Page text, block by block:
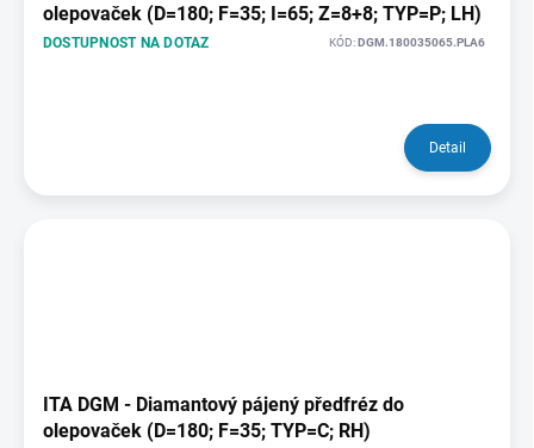
olepovaček (D=180; F=35; I=65; Z=8+8; TYP=P; LH)
DOSTUPNOST NA DOTAZ KÓD:DGM.180035065.PLA6
Detail
ITA DGM - Diamantový pájený předfréz do
olepovaček (D=180; F=35; TYP=C; RH)